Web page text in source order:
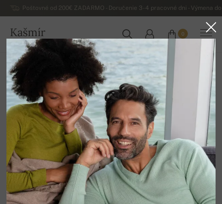
Poštovné od 200€ ZADARMO - Doručenie 3-4 pracovné dni - Výmena
Kašmír
SLOVENSKO
0
Domov Luxusné pánske kašmírové svetre